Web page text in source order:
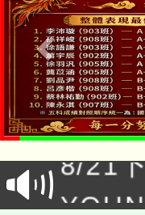
「本
場熱
8/21
徵才